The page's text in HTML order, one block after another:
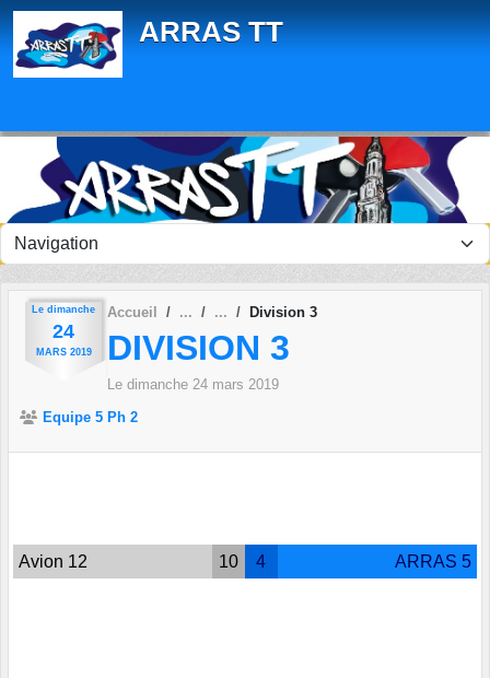
ARRAS TT
Le dimanche
24
MARS 2019
Accueil Division 3
DIVISION 3
Le dimanche 24 mars 2019
Equipe 5 Ph 2
Avion 12 10 4 ARRAS 5
Panneau de gestion des cookies